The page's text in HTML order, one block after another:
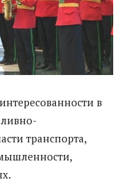
в
транспорта,